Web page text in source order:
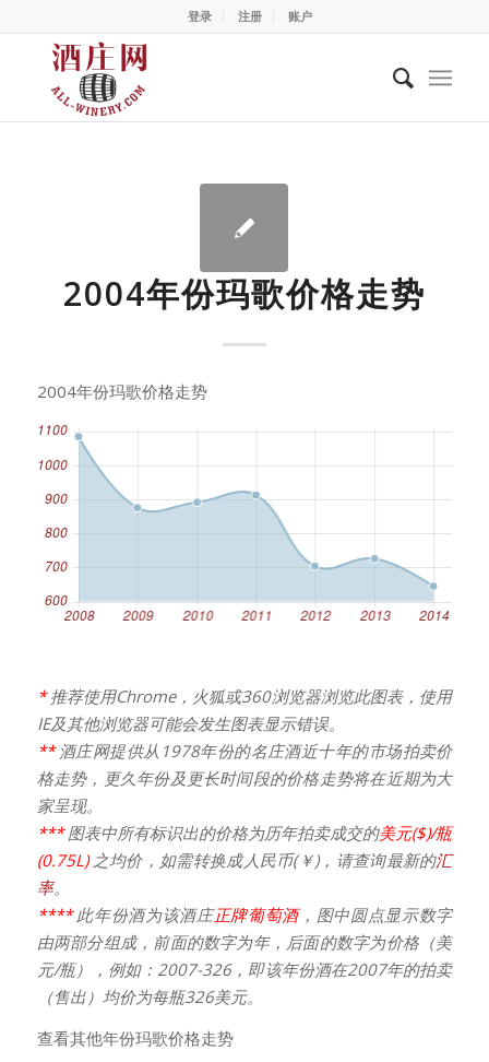
登录 注册 账户
2004年份玛歌价格走势
2004年份玛歌价格走势
*推荐使用Chrome，火狐或360浏览器浏览此图表，使用
IE及其他浏览器可能会发生图表显示错误。
** 酒庄网提供从1978年份的名庄酒近十年的市场拍卖价
格走势，更久年份及更长时间段的价格走势将在近期为大
家呈现。
***图表中所有标识出的价格为历年拍卖成交的美元($)/瓶
(0.75L)之均价，如需转换成人民币(￥)，请查询最新的汇
率。
****此年份酒为该酒庄正牌葡萄酒，图中圆点显示数字
由两部分组成，前面的数字为年，后面的数字为价格（美
元/瓶），例如：2007-326，即该年份酒在2007年的拍卖
（售出）均价为每瓶326美元。
查看其他年份玛歌价格走势